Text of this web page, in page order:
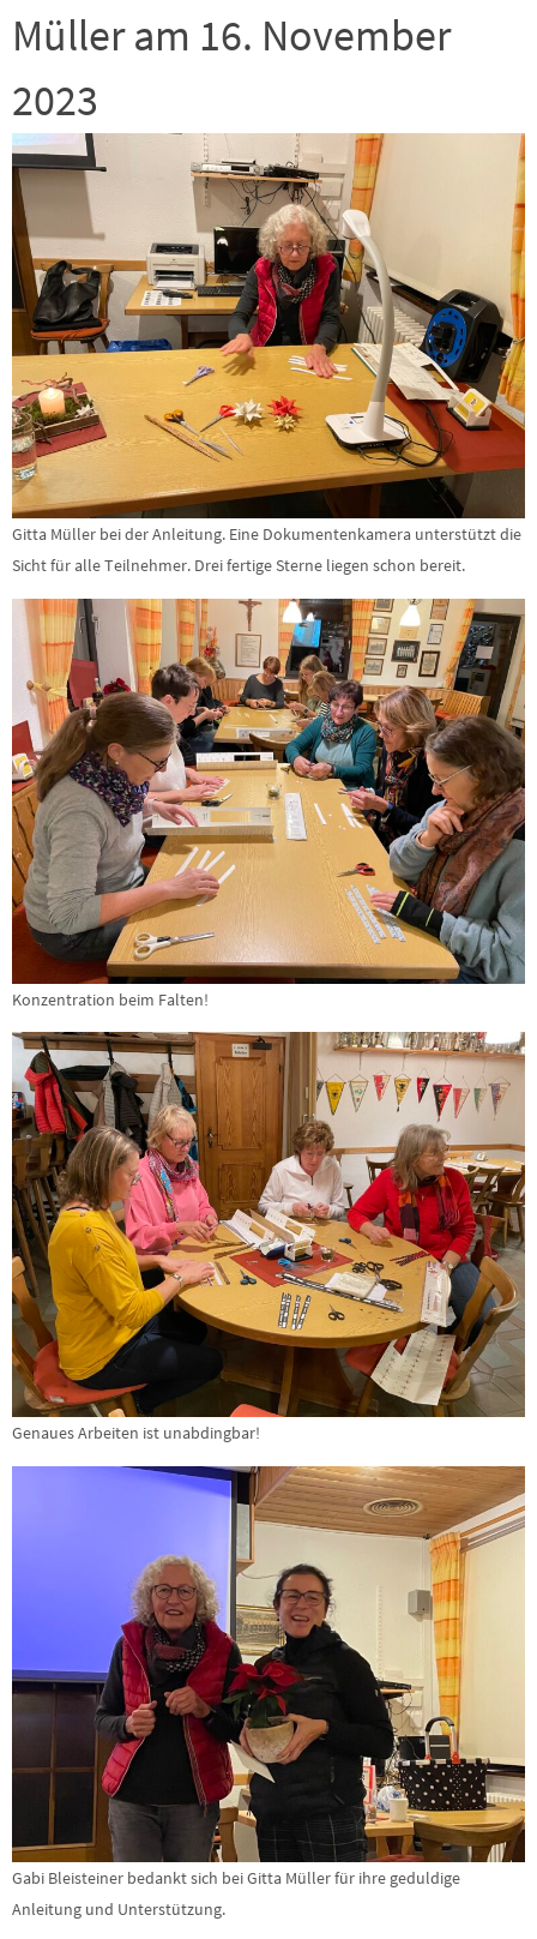
Müller am 16. November
2023
Gitta Müller bei der Anleitung. Eine Dokumentenkamera unterstützt die
Sicht für alle Teilnehmer. Drei fertige Sterne liegen schon bereit.
Konzentration beim Falten!
Genaues Arbeiten ist unabdingbar!
Gabi Bleisteiner bedankt sich bei Gitta Müller für ihre geduldige
Anleitung und Unterstützung.